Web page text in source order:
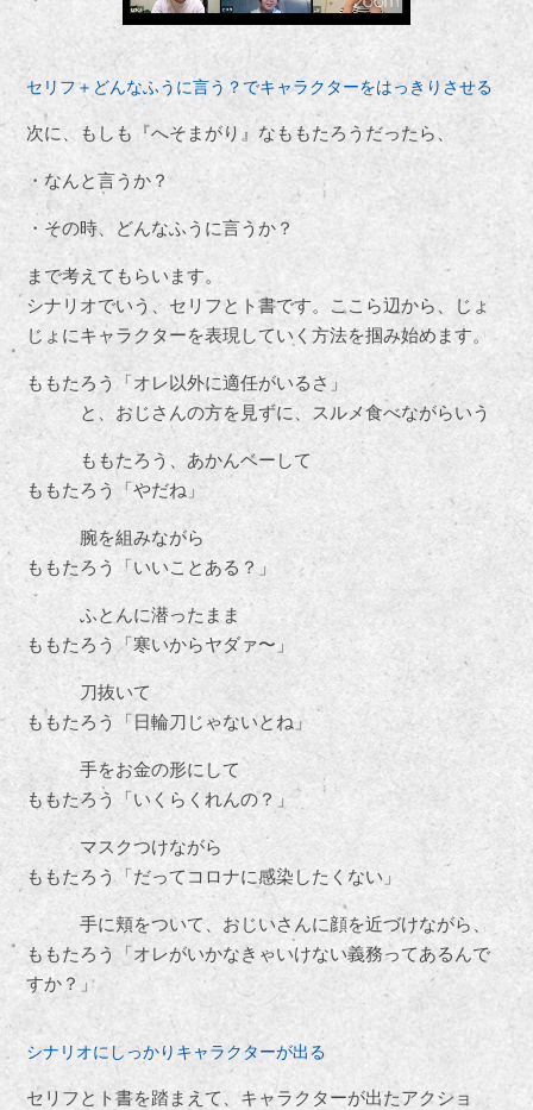
セリフ＋どんなふうに言う？でキャラクターをはっきりさせる
次に、もしも『へそまがり』なももたろうだったら、
・なんと言うか？
・その時、どんなふうに言うか？
まで考えてもらいます。
シナリオでいう、セリフとト書です。ここら辺から、じょ
じょにキャラクターを表現していく方法を掴み始めます。
ももたろう「オレ以外に適任がいるさ」
と、おじさんの方を見ずに、スルメ食べながらいう
ももたろう、あかんベーして
ももたろう「やだね」
腕を組みながら
ももたろう「いいことある？」
ふとんに潜ったまま
ももたろう「寒いからヤダァ〜」
刀抜いて
ももたろう「日輪刀じゃないとね」
手をお金の形にして
ももたろう「いくらくれんの？」
マスクつけながら
ももたろう「だってコロナに感染したくない」
手に頬をついて、おじいさんに顔を近づけながら、
ももたろう「オレがいかなきゃいけない義務ってあるんで
すか？」
シナリオにしっかりキャラクターが出る
セリフとト書を踏まえて、キャラクターが出たアクショ